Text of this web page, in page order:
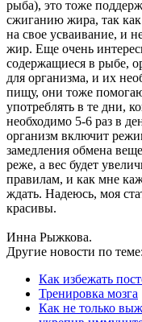
рыба), это тоже
сжиганию жира, так как
на свое усваивание, и
жир. Еще очень
содержащиеся в рыбе,
для организма, и их
пищу, они тоже
употреблять в те дни,
необходимо 5-6 раз в
организм включит
замедления обмена
реже, а вес будет
правилам, и как мне
ждать. Надеюсь, моя
красивы.
Инна Рыжкова.
Другие новости по теме:
Как избежать
Тренировка мозга
Как не только